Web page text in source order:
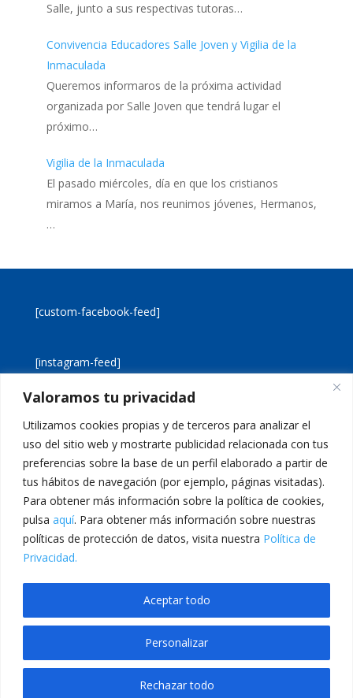
Valoramos tu privacidad
Utilizamos cookies propias y de terceros para analizar el
uso del sitio web y mostrarte publicidad relacionada con tus
preferencias sobre la base de un perfil elaborado a partir de
tus hábitos de navegación (por ejemplo, páginas visitadas).
Para obtener más información sobre la política de cookies,
pulsa aquí. Para obtener más información sobre nuestras
políticas de protección de datos, visita nuestra Política de
Privacidad.
Personalizar
Rechazar todo
Aceptar todo
Salle, junto a sus respectivas tutoras…
Convivencia Educadores Salle Joven y Vigilia de la
Inmaculada
Queremos informaros de la próxima actividad
organizada por Salle Joven que tendrá lugar el
próximo…
Vigilia de la Inmaculada
El pasado miércoles, día en que los cristianos
miramos a María, nos reunimos jóvenes, Hermanos,
…
[custom-facebook-feed]
[instagram-feed]
Aviso legal
Política de cookies
Calle San Martín, 56 · 46980 · Paterna · Valencia Telf:
grandpashabetGrandpashabet Giriş